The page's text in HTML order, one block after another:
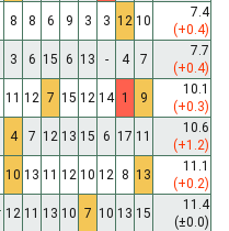
8 8 6 9 3 3 12 10
7.4
(+0.4)
3 6 15 6 13 - 4 7
7.7
(+0.4)
11 12 7 15 12 14 1 9
10.1
(+0.3)
4 7 12 13 15 6 17 11
10.6
(+1.2)
10 13 11 12 10 12 8 13
11.1
(+0.2)
12 11 13 10 7 10 13 15
11.4
(±0.0)